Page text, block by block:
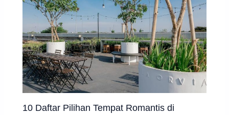
10 Daftar Pilihan Tempat Romantis di